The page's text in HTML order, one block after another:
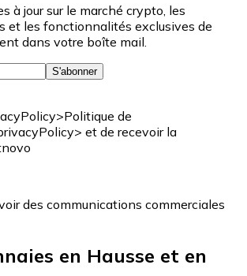
à jour sur le marché crypto, les
et les fonctionnalités exclusives de
dans votre boîte mail.
S'abonner
de
et de recevoir la
des communications commerciales
en Hausse et en